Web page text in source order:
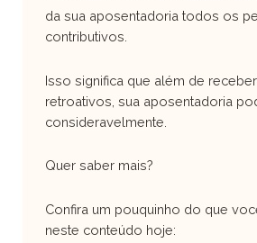
da sua aposentadoria todos os
contributivos.
Isso significa que além de
retroativos, sua aposentadoria
consideravelmente.
Quer saber mais?
Confira um pouquinho do que
neste conteúdo hoje: